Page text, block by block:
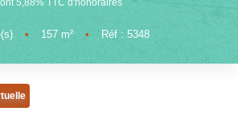
Notre Équipe
Notre Région
NOS OUTILS
• 157m² • Réf : 5348